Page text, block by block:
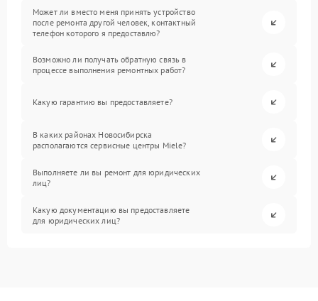
Может ли вместо меня принять устройство
после ремонта другой человек, контактный
телефон которого я предоставлю?
Возможно ли получать обратную связь в
процессе выполнения ремонтных работ?
Какую гарантию вы предоставляете?
В каких районах Новосибирска
располагаются сервисные центры Miele?
Выполняете ли вы ремонт для юридических
лиц?
Какую документацию вы предоставляете
для юридических лиц?